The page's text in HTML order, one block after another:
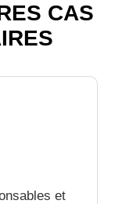
CAS
et